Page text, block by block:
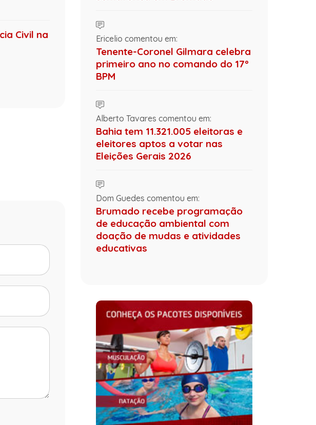
Civil na
Ericelio comentou em:
Tenente-Coronel Gilmara celebra
primeiro ano no comando do 17º
BPM
Alberto Tavares comentou em:
Bahia tem 11.321.005 eleitoras e
eleitores aptos a votar nas
Eleições Gerais 2026
Dom Guedes comentou em:
Brumado recebe programação
de educação ambiental com
doação de mudas e atividades
educativas